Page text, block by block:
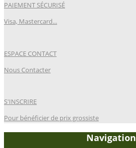
PAIEMENT SÉCURISÉ
Visa, Mastercard...
ESPACE CONTACT
Nous Contacter
S'INSCRIRE
Pour bénéficier de prix grossiste
Navigation